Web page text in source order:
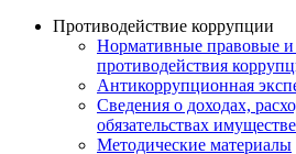
Противодействие коррупции
Нормативные правовые
противодействия
Антикоррупционная
Сведения о доходах,
обязательствах
Методические материалы